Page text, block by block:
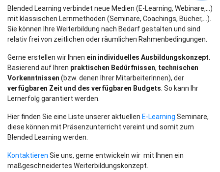
Blended Learning verbindet neue Medien (E-Learning, Webinare,...)
mit klassischen Lernmethoden (Seminare, Coachings, Bücher,...).
Sie können Ihre Weiterbildung nach Bedarf gestalten und sind
relativ frei von zeitlichen oder räumlichen Rahmenbedingungen.
Gerne erstellen wir Ihnen ein individuelles Ausbildungskonzept.
Basierend auf Ihren praktischen Bedürfnissen, technischen
Vorkenntnissen (bzw. denen Ihrer MitarbeiterInnen), der
verfügbaren Zeit und des verfügbaren Budgets . So kann Ihr
Lernerfolg garantiert werden.
Hier finden Sie eine Liste unserer aktuellen E-Learning Seminare,
diese können mit Präsenzunterricht vereint und somit zum
Blended Learning werden.
Kontaktieren Sie uns, gerne entwickeln wir mit Ihnen ein
maßgeschneidertes Weiterbildungskonzept.